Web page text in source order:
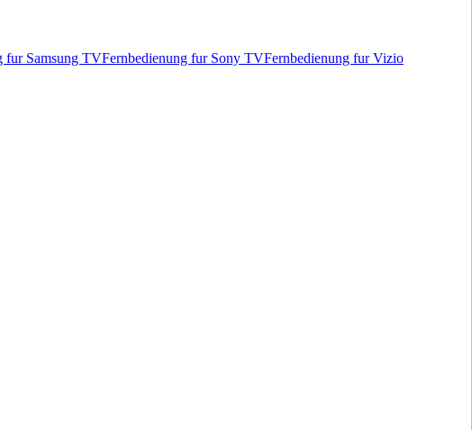
fur Samsung TVFernbedienung fur Sony TVFernbedienung fur Vizio